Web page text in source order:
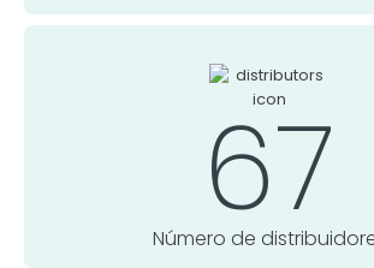
67
Número de